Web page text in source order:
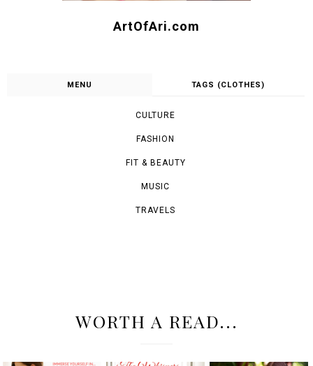
ArtOfAri.com
MENU TAGS (CLOTHES)
CULTURE
FASHION
FIT & BEAUTY
MUSIC
TRAVELS
WORTH A READ...